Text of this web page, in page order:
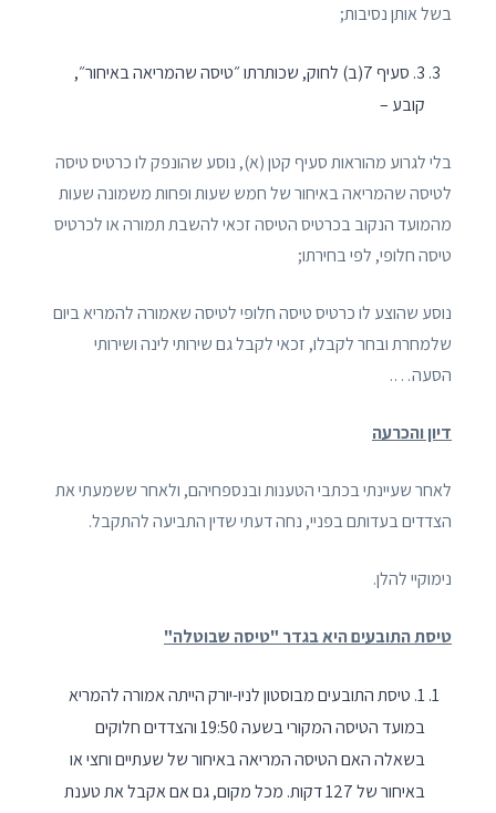
בשל אותן נסיבות;
3. סעיף 7(ב) לחוק, שכותרתו ״טיסה שהמריאה באיחור״,
קובע –
בלי לגרוע מהוראות סעיף קטן (א), נוסע שהונפק לו כרטיס טיסה
לטיסה שהמריאה באיחור של חמש שעות ופחות משמונה שעות
מהמועד הנקוב בכרטיס הטיסה זכאי להשבת תמורה או לכרטיס
טיסה חלופי, לפי בחירתו;
נוסע שהוצע לו כרטיס טיסה חלופי לטיסה שאמורה להמריא ביום
שלמחרת ובחר לקבלו, זכאי לקבל גם שירותי לינה ושירותי
הסעה….
דיון והכרעה
לאחר שעיינתי בכתבי הטענות ובנספחיהם, ולאחר ששמעתי את
הצדדים בעדותם בפניי, נחה דעתי שדין התביעה להתקבל.
נימוקיי להלן.
טיסת התובעים היא בגדר "טיסה שבוטלה"
1. טיסת התובעים מבוסטון לניו-יורק הייתה אמורה להמריא
במועד הטיסה המקורי בשעה 19:50 והצדדים חלוקים
בשאלה האם הטיסה המריאה באיחור של שעתיים וחצי או
באיחור של 127 דקות. מכל מקום, גם אם אקבל את טענת